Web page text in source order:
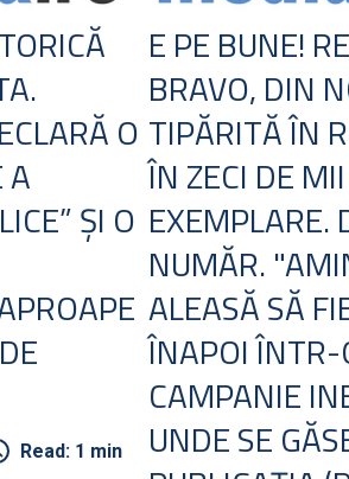
O
A
ŞI O
Read: 1 min
E PE BUNE!
BRAVO, DIN
TIPĂRITĂ ÎN
ÎN ZECI DE
EXEMPLARE.
NUMĂR.
ALEASĂ SĂ
ÎNAPOI ÎNTR-
CAMPANIE
UNDE SE